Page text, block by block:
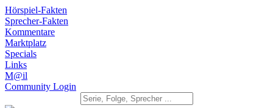
Hörspiel-Fakten
Sprecher-Fakten
Kommentare
Marktplatz
Specials
Links
M@il
Community Login